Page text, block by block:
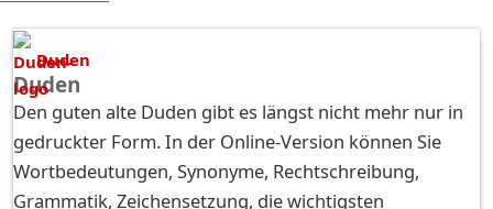
Duden
Duden
Den guten alte Duden gibt es längst nicht mehr nur in
gedruckter Form. In der Online-Version können Sie
Wortbedeutungen, Synonyme, Rechtschreibung,
Grammatik, Zeichensetzung, die wichtigsten